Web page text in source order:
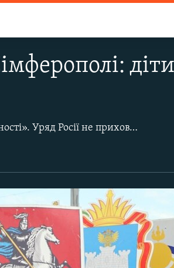
У Криму третій рік після анексії святкують «День народної єдності». Уряд Росії не приховував, що нове свято покликане замінити скасований День Жовтневої революції, який відзначали 7 листопада.